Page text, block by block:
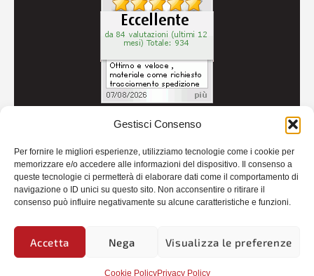
Gestisci Consenso
Per fornire le migliori esperienze, utilizziamo tecnologie come i cookie per
memorizzare e/o accedere alle informazioni del dispositivo. Il consenso a
queste tecnologie ci permetterà di elaborare dati come il comportamento di
navigazione o ID unici su questo sito. Non acconsentire o ritirare il
consenso può influire negativamente su alcune caratteristiche e funzioni.
Accetta Nega Visualizza le preferenze
Cookie PolicyPrivacy Policy
Credits